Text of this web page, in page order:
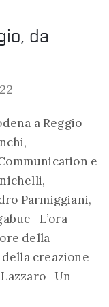
da
a Reggio
e
Parmiggiani,
L’ora
della
della creazione
Lazzaro Un